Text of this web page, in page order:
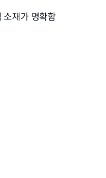
소재가 명확함